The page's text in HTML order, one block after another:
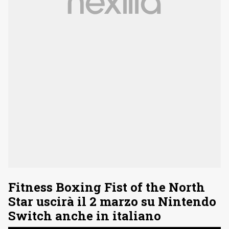
Fitness Boxing Fist of the North
Star uscirà il 2 marzo su Nintendo
Switch anche in italiano